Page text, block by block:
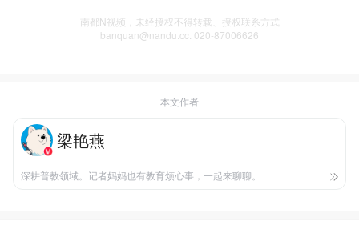
南都N视频，未经授权不得转载、授权联系方式
banquan@nandu.cc. 020-87006626
本文作者
梁艳燕
深耕普教领域。记者妈妈也有教育烦心事，一起来聊聊。